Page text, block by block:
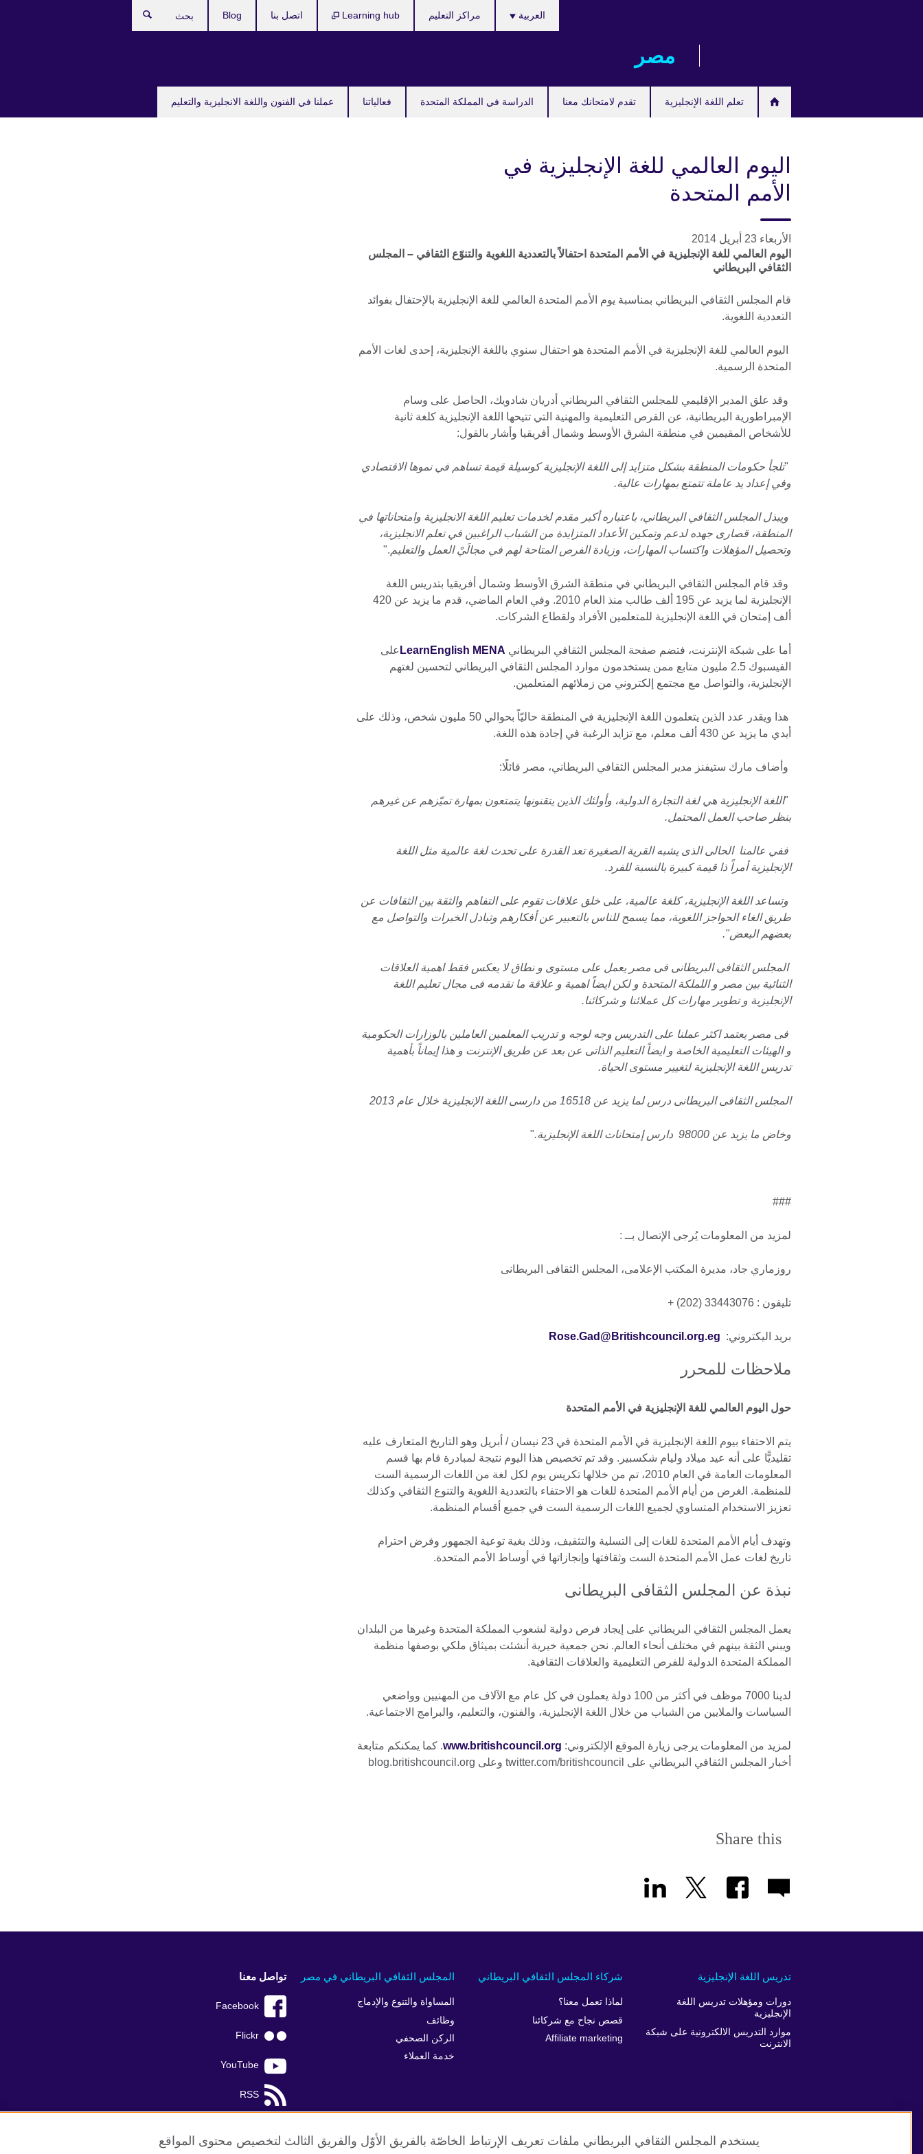
مصر‎
تعلم اللغة الإنجليزية تقدم لامتحانك معنا الدراسة في المملكة المتحدة فعالياتنا عملنا في الفنون واللغة الانجليزية والتعليم
العربية مراكز التعليم Learning hub اتصل بنا Blog
اليوم العالمي للغة الإنجليزية في
الأمم المتحدة
الأربعاء 23 أبريل 2014
اليوم العالمي للغة الإنجليزية في الأمم المتحدة احتفالاً بالتعددية اللغوية والتنوّع الثقافي – المجلس
الثقافي البريطاني
قام المجلس الثقافي البريطاني بمناسبة يوم الأمم المتحدة العالمي للغة الإنجليزية بالإحتفال بفوائد
التعددية اللغوية.
اليوم العالمي للغة الإنجليزية في الأمم المتحدة هو احتفال سنوي باللغة الإنجليزية، إحدى لغات الأمم
المتحدة الرسمية.
وقد علق المدير الإقليمي للمجلس الثقافي البريطاني أدريان شادويك، الحاصل على وسام
الإمبراطورية البريطانية، عن الفرص التعليمية والمهنية التي تتيحها اللغة الإنجليزية كلغة ثانية
للأشخاص المقيمين في منطقة الشرق الأوسط وشمال أفريقيا وأشار بالقول:
"تلجأ حكومات المنطقة بشكل متزايد إلى اللغة الإنجليزية كوسيلة قيمة تساهم في نموها الاقتصادي
وفي إعداد يد عاملة تتمتع بمهارات عالية.
ويبذل المجلس الثقافي البريطاني، باعتباره أكبر مقدم لخدمات تعليم اللغة الانجليزية وامتحاناتها في
المنطقة، قصارى جهده لدعم وتمكين الأعداد المتزايدة من الشباب الراغبين في تعلم الانجليزية،
وتحصيل المؤهلات واكتساب المهارات، وزيادة الفرص المتاحة لهم في مجالَيْ العمل والتعليم."
وقد قام المجلس الثقافي البريطاني في منطقة الشرق الأوسط وشمال أفريقيا بتدريس اللغة
الإنجليزية لما يزيد عن 195 ألف طالب منذ العام 2010. وفي العام الماضي، قدم ما يزيد عن 420
ألف إمتحان في اللغة الإنجليزية للمتعلمين الأفراد ولقطاع الشركات.
أما على شبكة الإنترنت، فتضم صفحة المجلس الثقافي البريطاني LearnEnglish MENA على
الفيسبوك 2.5 مليون متابع ممن يستخدمون موارد المجلس الثقافي البريطاني لتحسين لغتهم
الإنجليزية، والتواصل مع مجتمع إلكتروني من زملائهم المتعلمين.
هذا ويقدر عدد الذين يتعلمون اللغة الإنجليزية في المنطقة حاليّاً بحوالي 50 مليون شخص، وذلك على
أيدي ما يزيد عن 430 ألف معلم، مع تزايد الرغبة في إجادة هذه اللغة.
وأضاف مارك ستيفنز مدير المجلس الثقافي البريطاني، مصر قائلًا:
"اللغة الإنجليزية هي لغة التجارة الدولية، وأولئك الذين يتقنونها يتمتعون بمهارة تميّزهم عن غيرهم
بنظر صاحب العمل المحتمل.
ففي عالمنا الحالى الذى يشبه القرية الصغيرة تعد القدرة على تحدث لغة عالمية مثل اللغة
الإنجليزية أمراً ذا قيمة كبيرة بالنسبة للفرد.
وتساعد اللغة الإنجليزية، كلغة عالمية، على خلق علاقات تقوم على التفاهم والثقة بين الثقافات عن
طريق الغاء الحواجز اللغوية، مما يسمح للناس بالتعبير عن أفكارهم وتبادل الخبرات والتواصل مع
بعضهم البعض".
المجلس الثقافى البريطانى فى مصر يعمل على مستوى و نطاق لا يعكس فقط اهمية العلاقات
الثنائية بين مصر و اللملكة المتحدة و لكن ايضاً اهمية و علاقة ما نقدمه فى مجال تعليم اللغة
الإنجليزية و تطوير مهارات كل عملائنا و شركائنا.
فى مصر يعتمد اكثر عملنا على التدريس وجه لوجه و تدريب المعلمين العاملين بالوزارات الحكومية
و الهيئات التعليمية الخاصة و ايضاً التعليم الذاتى عن بعد عن طريق الإنترنت و هذا إيماناً بأهمية
تدريس اللغة الإنجليزية لتغيير مستوى الحياة.
المجلس الثقافى البريطانى درس لما يزيد عن 16518 من دارسى اللغة الإنجليزية خلال عام 2013
وخاض ما يزيد عن 98000 دارس إمتحانات اللغة الإنجليزية. "
###
لمزيد من المعلومات يُرجى الإتصال بــ :
روزماري جاد، مديرة المكتب الإعلامى، المجلس الثقافى البريطانى
تليفون : 33443076 (202) +
بريد اليكتروني: Rose.Gad@Britishcouncil.org.eg
ملاحظات للمحرر
حول اليوم العالمي للغة الإنجليزية في الأمم المتحدة
يتم الاحتفاء بيوم اللغة الإنجليزية في الأمم المتحدة في 23 نيسان / أبريل وهو التاريخ المتعارف عليه
تقليديًّا على أنه عيد ميلاد وليام شكسبير. وقد تم تخصيص هذا اليوم نتيجة لمبادرة قام بها قسم
المعلومات العامة في العام 2010، تم من خلالها تكريس يوم لكل لغة من اللغات الرسمية الست
للمنظمة. الغرض من أيام الأمم المتحدة للغات هو الاحتفاء بالتعددية اللغوية والتنوع الثقافي وكذلك
تعزيز الاستخدام المتساوي لجميع اللغات الرسمية الست في جميع أقسام المنظمة.
وتهدف أيام الأمم المتحدة للغات إلى التسلية والتثقيف، وذلك بغية توعية الجمهور وفرض احترام
تاريخ لغات عمل الأمم المتحدة الست وثقافتها وإنجازاتها في أوساط الأمم المتحدة.
نبذة عن المجلس الثقافى البريطانى
يعمل المجلس الثقافي البريطاني على إيجاد فرص دولية لشعوب المملكة المتحدة وغيرها من البلدان
ويبني الثقة بينهم في مختلف أنحاء العالم. نحن جمعية خيرية أنشئت بميثاق ملكي بوصفها منظمة
المملكة المتحدة الدولية للفرص التعليمية والعلاقات الثقافية.
لدينا 7000 موظف في أكثر من 100 دولة يعملون في كل عام مع الآلاف من المهنيين وواضعي
السياسات والملايين من الشباب من خلال اللغة الإنجليزية، والفنون، والتعليم، والبرامج الاجتماعية.
لمزيد من المعلومات يرجى زيارة الموقع الإلكتروني: www.britishcouncil.org. كما يمكنكم متابعة
أخبار المجلس الثقافي البريطاني على twitter.com/britishcouncil وعلى blog.britishcouncil.org
Share this
المجلس الثقافي البريطاني في مصر
المساواة والتنوع والإدماج
وظائف
الركن الصحفي
خدمة العملاء
شركاء المجلس الثقافي البريطاني
لماذا تعمل معنا؟
قصص نجاح مع شركائنا
Affiliate marketing
تدريس اللغة الإنجليزية
دورات ومؤهلات تدريس اللغة
الإنجليزية
موارد التدريس الالكترونية على شبكة
الانترنت
تواصل معنا
Facebook
Flickr
YouTube
RSS
يستخدم المجلس الثقافي البريطاني ملفات تعريف الإرتباط الخاصّة بالفريق الأوّل والفريق الثالث لتخصيص محتوى المواقع